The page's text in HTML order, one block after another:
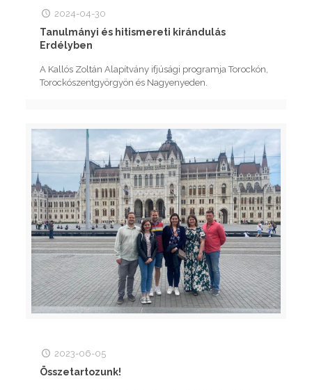
2024-04-30
Tanulmányi és hitismereti kirándulás
Erdélyben
A Kallós Zoltán Alapítvány ifjúsági programja Torockón,
Torockószentgyörgyön és Nagyenyeden.
2023-06-05
Összetartozunk!